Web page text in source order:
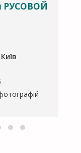
РУСОВОЙ